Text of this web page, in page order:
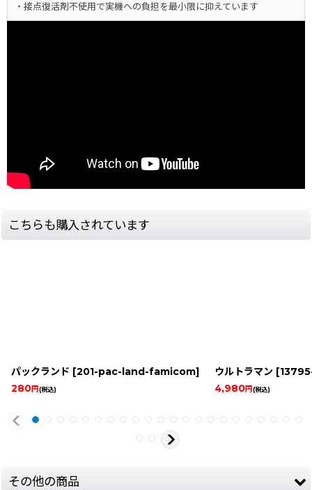
・接点復活剤不使用で実機への負担を最小限に抑えています
こちらも購入されています
パックランド [201-pac-land-famicom]
280円(税込)
ウルトラマン [
4,980円(税込)
その他の商品